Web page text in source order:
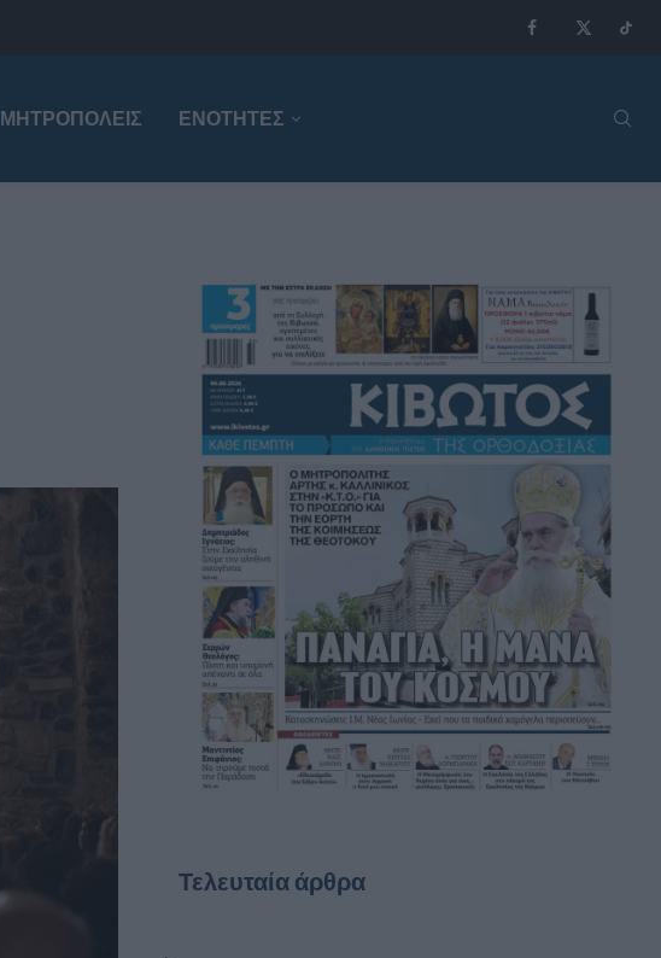
ΜΗΤΡΟΠΌΛΕΙΣ ΕΝΟΤΗΤΕΣ
Τελευταία άρθρα